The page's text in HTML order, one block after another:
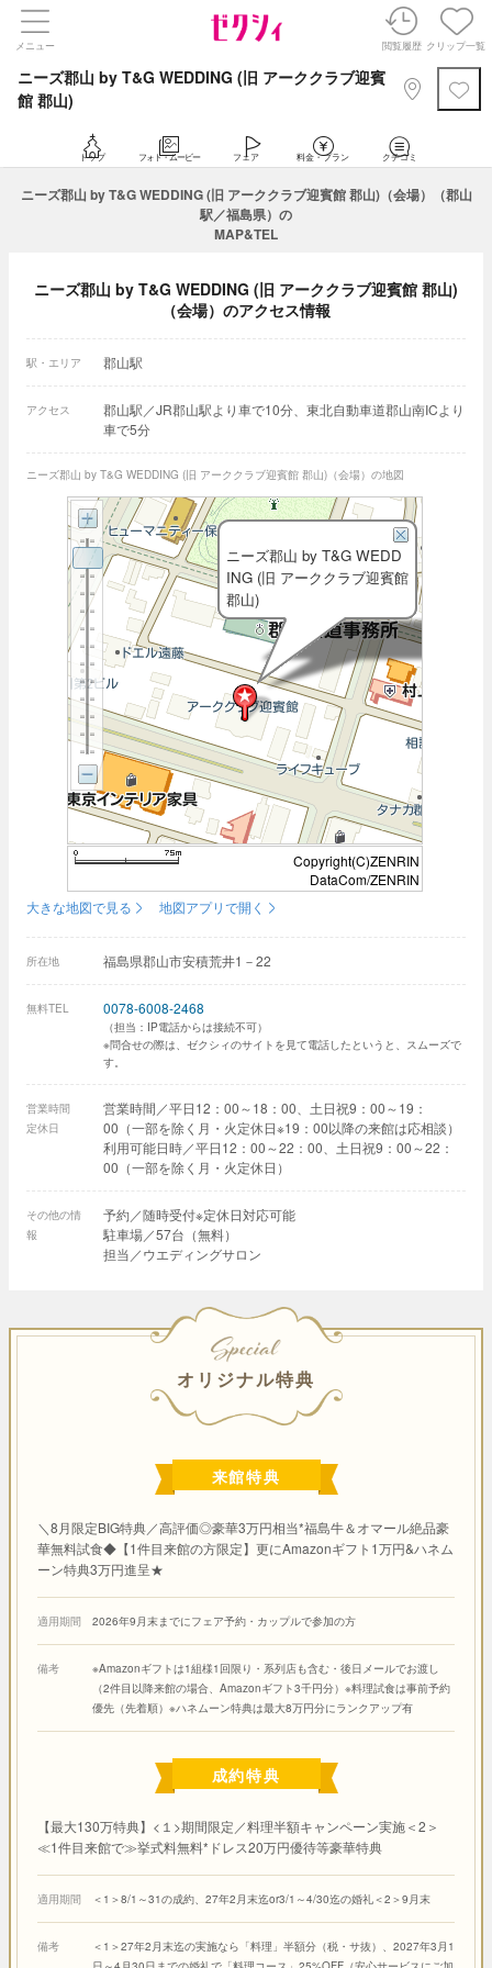
メニュー 閲覧履歴 クリップ一覧
ニーズ郡山 by T&G WEDDING (旧 アーククラブ迎賓
館 郡山)
トップ フォト・ムービー フェア 料金・プラン クチコミ
ニーズ郡山 by T&G WEDDING (旧 アーククラブ迎賓館 郡山)（会場）（郡山
駅／福島県）の
MAP&TEL
ニーズ郡山 by T&G WEDDING (旧 アーククラブ迎賓館 郡山)
（会場）のアクセス情報
駅・エリア 郡山駅
アクセス
郡山駅／JR郡山駅より車で10分、東北自動車道郡山南ICより
車で5分
ニーズ郡山 by T&G WEDDING (旧 アーククラブ迎賓館 郡山)（会場）の地図
ニーズ郡山 by T&G WEDD
ING (旧 アーククラブ迎賓館
郡山)
Copyright(C)ZENRIN
DataCom/ZENRIN
大きな地図で見る
地図アプリで開く
所在地 福島県郡山市安積荒井1－22
無料TEL 0078-6008-2468
（担当：IP電話からは接続不可）
※問合せの際は、ゼクシィのサイトを見て電話したというと、スムーズで
す。
営業時間
定休日
営業時間／平日12：00～18：00、土日祝9：00～19：
00（一部を除く月・火定休日※19：00以降の来館は応相談）
利用可能日時／平日12：00～22：00、土日祝9：00～22：
00（一部を除く月・火定休日）
その他の情
報
予約／随時受付※定休日対応可能
駐車場／57台（無料）
担当／ウエディングサロン
SPECIAL
オリジナル特典
来館特典
＼8月限定BIG特典／高評価◎豪華3万円相当*福島牛＆オマール絶品豪
華無料試食◆【1件目来館の方限定】更にAmazonギフト1万円&ハネム
ーン特典3万円進呈★
適用期間 2026年9月末までにフェア予約・カップルで参加の方
備考
※Amazonギフトは1組様1回限り・系列店も含む・後日メールでお渡し
（2件目以降来館の場合、Amazonギフト3千円分）※料理試食は事前予約
優先（先着順）※ハネムーン特典は最大8万円分にランクアップ有
成約特典
【最大130万特典】<１>期間限定／料理半額キャンペーン実施＜2＞
≪1件目来館で≫挙式料無料*ドレス20万円優待等豪華特典
適用期間 ＜1＞8/1～31の成約、27年2月末迄or3/1～4/30迄の婚礼＜2＞9月末
備考
＜1＞27年2月末迄の実施なら「料理」半額分（税・サ抜）、2027年3月1